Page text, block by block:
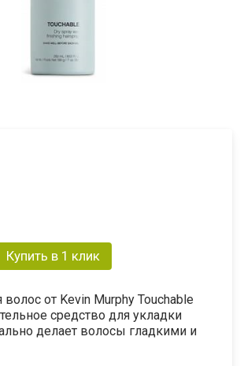
Купить в 1 клик
от Kevin Murphy Touchable
средство для укладки
делает волосы гладкими и